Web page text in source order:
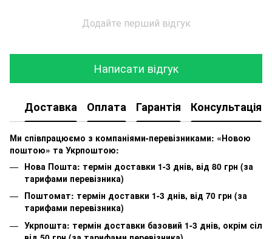
Додайте перший відгук
Написати відгук
Доставка Оплата Гарантія Консультація
Ми співпрацюємо з компаніями-перевізниками: «Новою
поштою» та Укрпоштою:
Нова Пошта: термін доставки 1-3 днів, від 80 грн (за
тарифами перевізника)
Поштомат: термін доставки 1-3 днів, від 70 грн (за
тарифами перевізника)
Укрпошта: термін доставки базовий 1-3 днів, окрім сіл